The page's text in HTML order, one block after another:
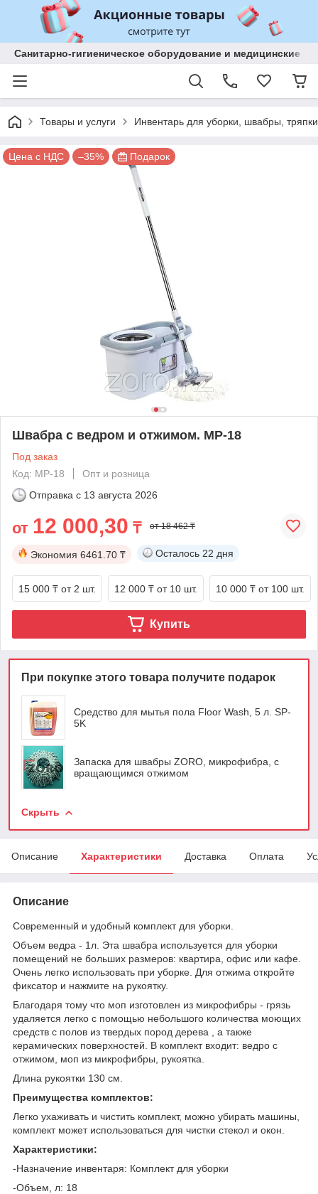
Санитарно-гигиеническое оборудование и медицинские
Товары и услуги Инвентарь для уборки, швабры,
Цена с НДС –35% Подарок
Швабра с ведром и отжимом. MP-18
Под заказ
Код: MP-18
Опт и розница
Отправка с 13 августа 2026
от 12 000,30 ₸ от 18 462 ₸
Экономия 6461.70 ₸ Осталось 22 дня
15 000 ₸ от 2 шт. 12 000 ₸ от 10 шт. 10 000 ₸ от 100 шт.
Купить
При покупке этого товара получите подарок
Средство для мытья пола Floor Wash, 5 л. SP-
5K
Запаска для швабры ZORO, микрофибра, с
вращающимся отжимом
Скрыть
Описание Характеристики Доставка Оплата
Описание
Современный и удобный комплект для уборки.
Объем ведра - 1л. Эта швабра используется для уборки
помещений не больших размеров: квартира, офис или кафе.
Очень легко использовать при уборке. Для отжима откройте
фиксатор и нажмите на рукоятку.
Благодаря тому что моп изготовлен из микрофибры - грязь
удаляется легко с помощью небольшого количества моющих
средств с полов из твердых пород дерева , а также
керамических поверхностей. В комплект входит: ведро с
отжимом, моп из микрофибры, рукоятка.
Длина рукоятки 130 см.
Преимущества комплектов:
Легко ухаживать и чистить комплект, можно убирать машины,
комплект может использоваться для чистки стекол и окон.
Характеристики:
-Назначение инвентаря: Комплект для уборки
-Объем, л: 18